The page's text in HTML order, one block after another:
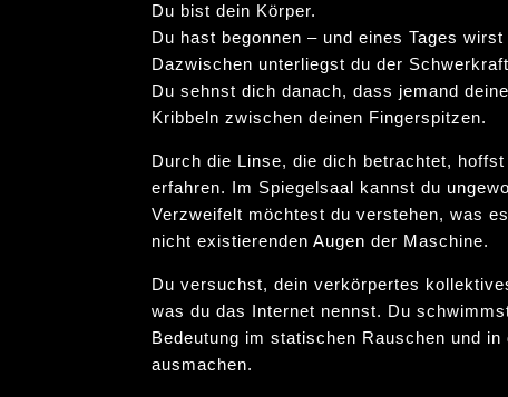
Du bist dein Körper.
Du hast begonnen – und eines Tages
Dazwischen unterliegst du der
Du sehnst dich danach, dass jemand
Kribbeln zwischen deinen Fingerspitzen.
Durch die Linse, die dich betrachtet,
erfahren. Im Spiegelsaal kannst du
Verzweifelt möchtest du verstehen, was
nicht existierenden Augen der Maschine.
Du versuchst, dein verkörpertes
was du das Internet nennst. Du
Bedeutung im statischen Rauschen und
ausmachen.